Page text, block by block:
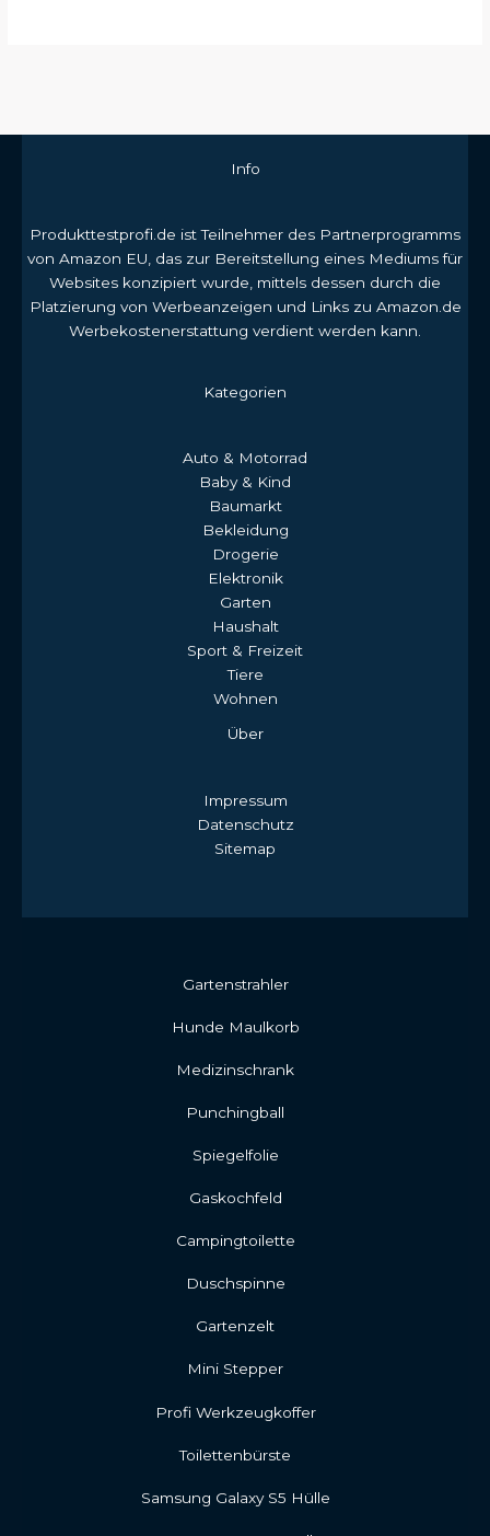
Info
Produkttestprofi.de ist Teilnehmer des Partnerprogramms
von Amazon EU, das zur Bereitstellung eines Mediums für
Websites konzipiert wurde, mittels dessen durch die
Platzierung von Werbeanzeigen und Links zu Amazon.de
Werbekostenerstattung verdient werden kann.
Kategorien
Auto & Motorrad
Baby & Kind
Baumarkt
Bekleidung
Drogerie
Elektronik
Garten
Haushalt
Sport & Freizeit
Tiere
Wohnen
Über
Impressum
Datenschutz
Sitemap
Gartenstrahler
Hunde Maulkorb
Medizinschrank
Punchingball
Spiegelfolie
Gaskochfeld
Campingtoilette
Duschspinne
Gartenzelt
Mini Stepper
Profi Werkzeugkoffer
Toilettenbürste
Samsung Galaxy S5 Hülle